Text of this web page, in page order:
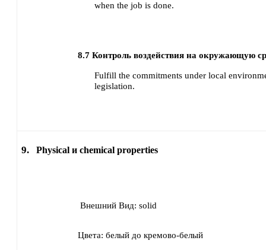
when the job is done.
8.7 Контроль воздействия на окружающую
Fulfill the commitments under local
legislation.
9. Physical и chemical properties
Внешний Вид: solid
Цвета: белый до кремово-белый